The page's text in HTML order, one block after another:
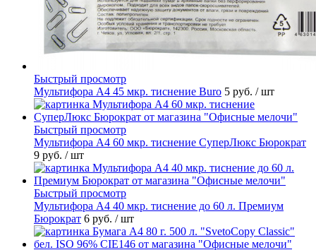
Быстрый просмотр
Мультифора А4 45 мкр. тиснение Buro 5 руб. / шт
Быстрый просмотр
Мультифора А4 60 мкр. тиснение СуперЛюкс Бюрократ
9 руб. / шт
Быстрый просмотр
Мультифора А4 40 мкр. тиснение до 60 л. Премиум
Бюрократ 6 руб. / шт